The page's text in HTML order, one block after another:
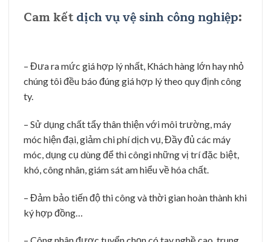
– Khách hàng được hỗ trợ 24/24 mọi vấn đề liên quan
đến dịch vụ của chúng tôi.
Bảng giá dịch vụ vệ sinh công nghiệp
Quy trình thực hiệndịch vụvệsinh
công nghiệpcủa chúng tôi
nhưthếnào?
– Tư vấn dịch vụ vệ sinh.
Tiếp nhận thông tin cần vệ sinh của khách hàng, tư vấn
và báo ngay giá với những công trình ít hạng mục
công việc, với công trình lớn =>> Chốt thời gian, địa